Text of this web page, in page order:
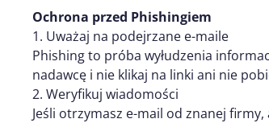
Ochrona przed Phishingiem
1. Uważaj na podejrzane e-maile
Phishing to próba wyłudzenia
nadawcę i nie klikaj na linki ani nie
2. Weryfikuj wiadomości
Jeśli otrzymasz e-mail od znanej